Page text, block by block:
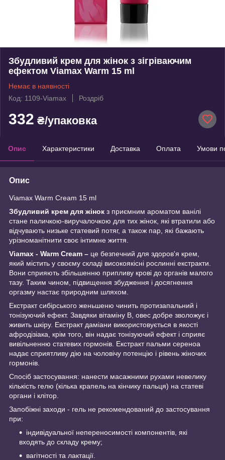
Збудливий крем для жінок з зігріваючим
ефектом Viamax Warm 15 ml
Немає в наявності
Код: 1109-Viamax
Роздріб
332 ₴/упаковка
Опис Характеристики Доставка Оплата Умови
Опис
Viamax Warm Cream 15 ml
Збудливий крем для жінок з приємним ароматом ванілі
стане паличкою-виручалочкою для тих жінок, які втратили або
відчувають низьке статевий потяг, а також пар, які бажають
урізноманітнити своє інтимне життя.
Viamax - Warm Cream – це безпечний для здоров'я крем,
який містить у своєму складі високоякісні рослинні екстракти.
Вони сприяють збільшенню припливу крові до органів малого
тазу. Таким чином, підвищення збудження і досягнення
оргазму настає природним шляхом.
Екстракт сибірського женьшеню чинить протизапальний і
тонізуючий ефект. Завдяки вітаміну В, овес добре зволожує і
живить шкіру. Екстракт даміани використовується в якості
афродізіака, крім того, він надає тонізуючий ефект і сприяє
вивільненню статевих гормонів. Екстракт пальми сереноа
надає сприятливу дію на чоловічу потенцію і рівень жіночих
гормонів.
Спосіб застосування: нанести масажними рухами невелику
кількість гелю (кілька крапель на кінчику пальця) на статеві
органи і клітор.
Запобіжні заходи - гель не рекомендований до застосування
при:
індивідуальної непереносимості компонентів, які
входять до складу крему;
вагітності та лактації.